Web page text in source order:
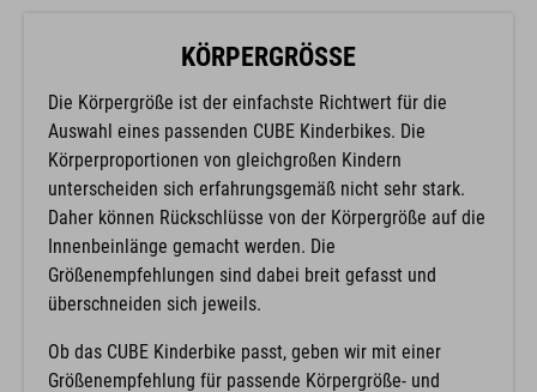
KÖRPERGRÖSSE
Die Körpergröße ist der einfachste Richtwert für die
Auswahl eines passenden CUBE Kinderbikes. Die
Körperproportionen von gleichgroßen Kindern
unterscheiden sich erfahrungsgemäß nicht sehr stark.
Daher können Rückschlüsse von der Körpergröße auf die
Innenbeinlänge gemacht werden. Die
Größenempfehlungen sind dabei breit gefasst und
überschneiden sich jeweils.
Ob das CUBE Kinderbike passt, geben wir mit einer
Größenempfehlung für passende Körpergröße- und